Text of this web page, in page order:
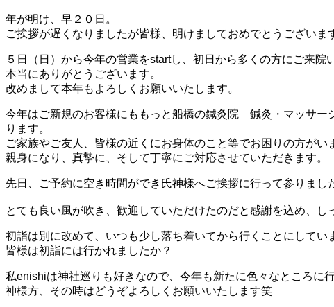
年が明け、早２０日。
ご挨拶が遅くなりましたが皆様、明けましておめでとうございま
５日（日）から今年の営業をstartし、初日から多くの方にご来院
本当にありがとうございます。
改めまして本年もよろしくお願いいたします。
今年はご新規のお客様にももっと船橋の鍼灸院 鍼灸・マッサー
ります。
ご家族やご友人、皆様の近くにお身体のこと等でお困りの方がい
親身になり、真摯に、そして丁寧にご対応させていただきます。
先日、ご予約に空き時間ができ氏神様へご挨拶に行って参りまし
とても良い風が吹き、歓迎していただけたのだと感謝を込め、し
初詣は別に改めて、いつも少し落ち着いてから行くことにしてい
皆様は初詣には行かれましたか？
私enishiは神社巡りも好きなので、今年も新たに色々なところに
神様方、その時はどうぞよろしくお願いいたします笑